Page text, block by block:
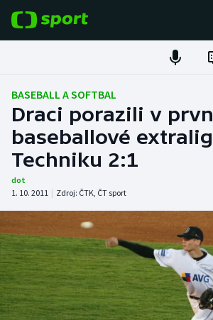
Fotbal
Hokej
Tenis
Atletika
Cyklistika
DALŠÍ SPORTY
Americký fotbal
NEPŘEHLÉDNĚTE
BASEBALL A SOFTBAL
Draci porazili v
baseballové
Techniku 2:1
dot
1. 10. 2011 | Zdroj: ČTK, ČT sport